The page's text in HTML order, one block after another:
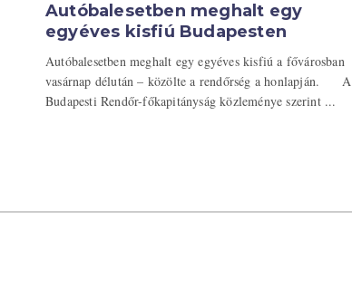
Autóbalesetben meghalt egy
egyéves kisfiú Budapesten
Autóbalesetben meghalt egy egyéves kisfiú a fővárosban
vasárnap délután – közölte a rendőrség a honlapján. A
Budapesti Rendőr-főkapitányság közleménye szerint ...